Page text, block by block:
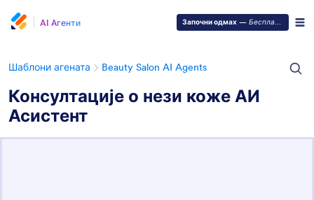
AI Агенти Започни одмах — Бесплатно је!
Шаблони агената Beauty Salon AI Agents
Консултације о нези коже АИ
Асистент